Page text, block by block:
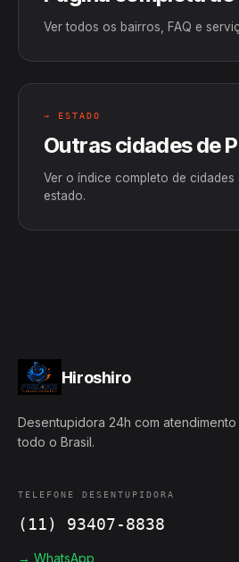
Ver todos os bairros, FAQ e
→ ESTADO
Outras cidades de
Ver o índice completo de cidades
estado.
Hiroshiro
Desentupidora 24h com
todo o Brasil.
TELEFONE DESENTUPIDORA
(11) 93407-8838
→ WhatsApp